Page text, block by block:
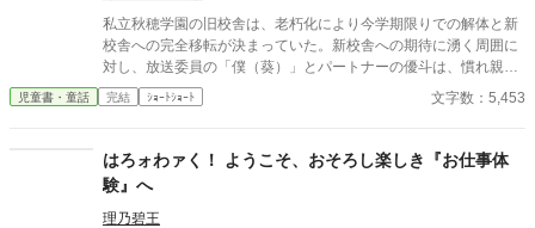
スポ根を否定された少女たちが「最高のチーム」へと成長してい
く、新しい形の青春バレーボール物語。
私立秋穂学園の旧校舎は、老朽化により今学期限りでの解体と新
校舎への完全移転が決まっていた。新校舎への期待に湧く周囲に
対し、放送委員の「僕（葵）」とパートナーの優斗は、慣れ親し
んだ校舎が消えてしまう寂しさを拭えずにいた。 ある日、2人は
教員から命じられた旧放送室の機材整理中に、古びたレコードや
る。ノートには『屋上のラジオ：言葉にできなかった想いのため
に』と記されていた。かつて旧放送室から屋上のホーンスピーカ
ーへ音を届けていた設備が独立して残されていることを知った2
人は、真空管アンプに火を入れ、半分冗談で秘密の放課後放送を
児童書・童話 完結 ｼｮｰﾄｼｮｰﾄ 文字数：5,453
はろォわァく！ ようこそ、おそろし楽しき『お仕事体
験』へ
理乃碧王